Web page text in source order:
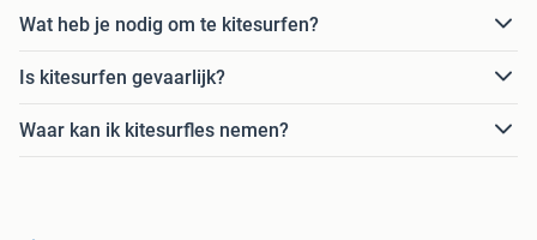
Wat heb je nodig om te kitesurfen?
Is kitesurfen gevaarlijk?
Waar kan ik kitesurfles nemen?